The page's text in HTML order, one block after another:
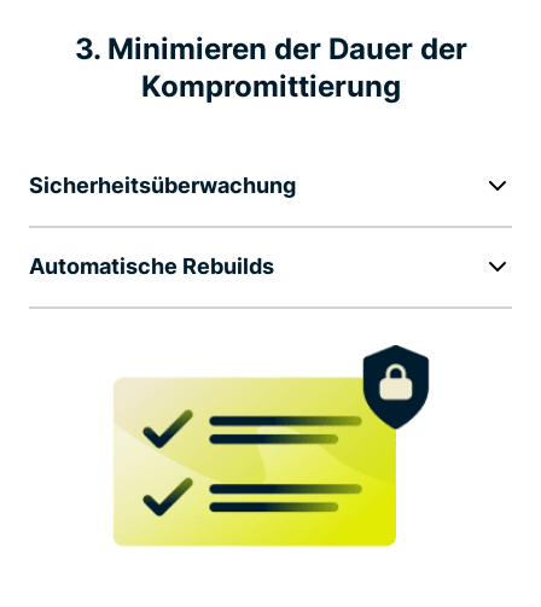
3. Minimieren der Dauer der
Kompromittierung
Sicherheitsüberwachung
Automatische Rebuilds